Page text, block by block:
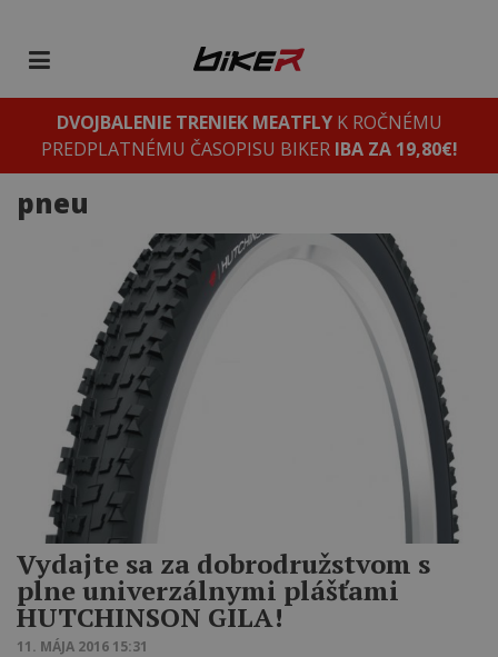
DVOJBALENIE TRENIEK MEATFLYK ROČNÉMU
PREDPLATNÉMU ČASOPISU BIKER IBA ZA 19,80€!
pneu
Vydajte sa za dobrodružstvom s
plne univerzálnymi plášťami
HUTCHINSON GILA!
11. MÁJA 2016 15:31